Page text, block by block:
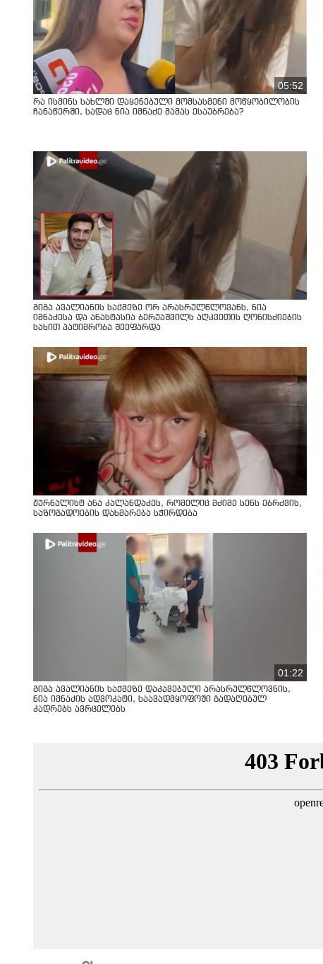
05:52
რა ისმინს სახლში დაყენებული მომსასმენი მოწყობილობის
ჩანაწერში, სადაც ნია იმნაძე მამას ესაუბრება?
გიგა ავალიანის საქმეზე ორ არასრულწლოვანს, ნია
იმნაძესა და ანასტასია ბერუაშვილს აღკვეთის ღონისძიების
სახით პატიმრობა შეეფარდა
ჟურნალისტ ანა კალანდაძეს, რომელიც მძიმე სენს ებრძვის,
საზოგადოების დახმარება სჭირდება
01:22
გიგა ავალიანის საქმეზე დაკავებული არასრულწლოვნის,
ნია იმნაძის ადვოკატი, საავადმყოფოში გადაღებულ
კადრებს ავრცელებს